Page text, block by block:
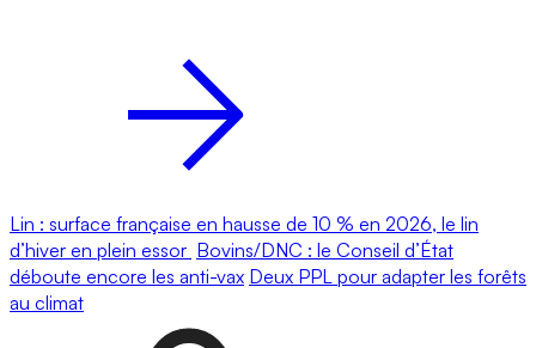
Lin : surface française en hausse de 10 % en 2026, le lin
d’hiver en plein essor Bovins/DNC : le Conseil d’État
déboute encore les anti-vax Deux PPL pour adapter les forêts
au climat